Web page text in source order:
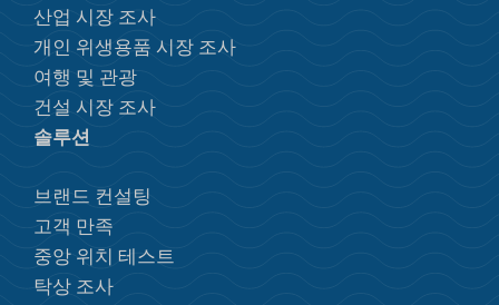
산업 시장 조사
개인 위생용품 시장 조사
여행 및 관광
건설 시장 조사
솔루션
브랜드 컨설팅
고객 만족
중앙 위치 테스트
탁상 조사